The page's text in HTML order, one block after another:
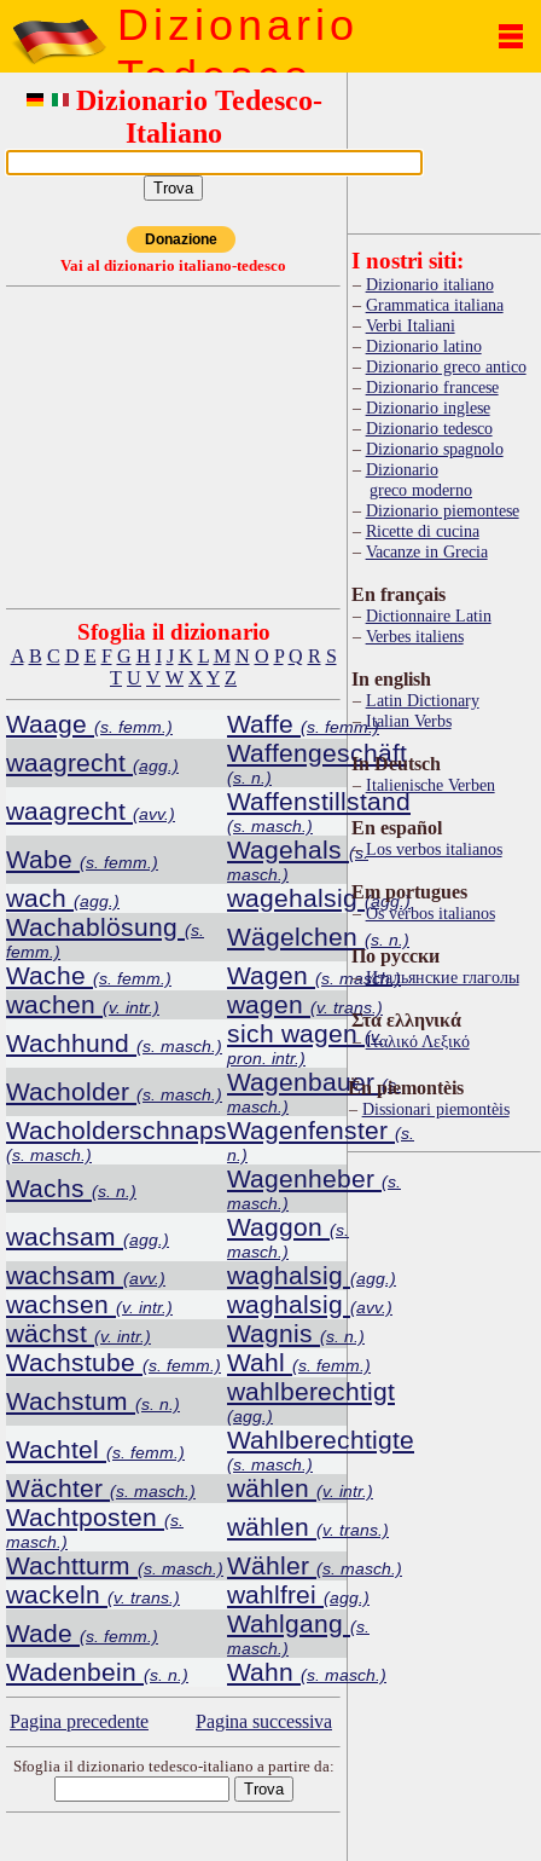
Dizionario
Tedesco
Dizionario Tedesco-
Italiano
Donazione
Vai al dizionario italiano-tedesco
Sfoglia il dizionario
A B C D E F G H I J K L M N O P Q R S
T U V W X Y Z
Waage (s. femm.) Waffe (s. femm.)
waagrecht (agg.) Waffengeschäft
(s. n.)
waagrecht (avv.) Waffenstillstand
(s. masch.)
Wabe (s. femm.) Wagehals (s.
masch.)
wach (agg.) wagehalsig(agg.)
Wachablösung (s.
femm.)
Wägelchen (s. n.)
Wache (s. femm.) Wagen (s. masch.)
wachen (v. intr.) wagen (v. trans.)
Wachhund (s. masch.) sich wagen(v.
pron. intr.)
Wacholder (s. masch.) Wagenbauer(s.
masch.)
Wacholderschnaps
(s. masch.)
Wagenfenster (s.
n.)
Wachs (s. n.) Wagenheber (s.
masch.)
wachsam (agg.) Waggon (s.
masch.)
wachsam (avv.) waghalsig (agg.)
wachsen (v. intr.) waghalsig (avv.)
wächst (v. intr.) Wagnis (s. n.)
Wachstube (s. femm.) Wahl (s. femm.)
Wachstum (s. n.) wahlberechtigt
(agg.)
Wachtel (s. femm.) Wahlberechtigte
(s. masch.)
Wächter (s. masch.) wählen (v. intr.)
Wachtposten (s.
masch.)
wählen (v. trans.)
Wachtturm (s. masch.) Wähler (s. masch.)
wackeln (v. trans.) wahlfrei (agg.)
Wade (s. femm.) Wahlgang (s.
masch.)
Wadenbein (s. n.) Wahn (s. masch.)
Pagina precedente Pagina successiva
Sfoglia il dizionario tedesco-italiano a partire da:
I nostri siti:
Dizionario italiano
Grammatica italiana
Verbi Italiani
Dizionario latino
Dizionario greco antico
Dizionario francese
Dizionario inglese
Dizionario tedesco
Dizionario spagnolo
Dizionario
greco moderno
Dizionario piemontese
Ricette di cucina
Vacanze in Grecia
En français
Dictionnaire Latin
Verbes italiens
In english
Latin Dictionary
Italian Verbs
In Deutsch
Italienische Verben
En español
Los verbos italianos
Em portugues
Os verbos italianos
По русски
Итальянские глаголы
Στα ελληνικά
Ιταλικό Λεξικό
Ën piemontèis
Dissionari piemontèis